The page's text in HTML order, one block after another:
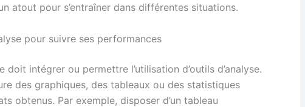
atout pour s’entraîner dans différentes situations.
pour suivre ses performances
intégrer ou permettre l’utilisation d’outils d’analyse.
des graphiques, des tableaux ou des statistiques
obtenus. Par exemple, disposer d’un tableau